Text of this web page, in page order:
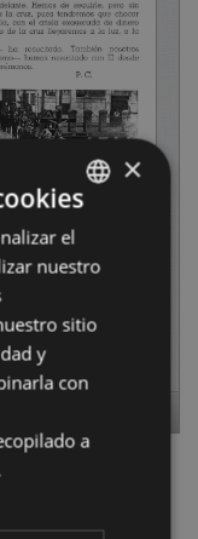
12.97 MB
BASQUE
SPANISH
×
el
nuestro
sitio
y
con
a